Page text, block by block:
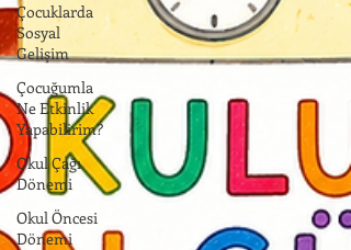
Çocuklarda
Sosyal
Gelişim
Çocuğumla
Ne Etkinlik
Yapabilirim?
Okul Çağı
Dönemi
Okul Öncesi
Dönemi